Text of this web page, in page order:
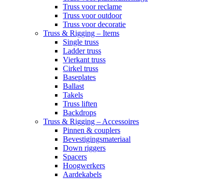
Truss voor reclame
Truss voor outdoor
Truss voor decoratie
Truss & Rigging – Items
Single truss
Ladder truss
Vierkant truss
Cirkel truss
Baseplates
Ballast
Takels
Truss liften
Backdrops
Truss & Rigging – Accessoires
Pinnen & couplers
Bevestigingsmateriaal
Down riggers
Spacers
Hoogwerkers
Aardekabels